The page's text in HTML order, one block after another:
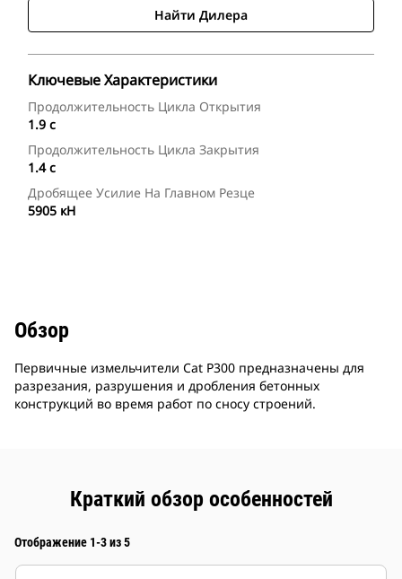
Найти Дилера
Ключевые Характеристики
Продолжительность Цикла Открытия
1.9 с
Продолжительность Цикла Закрытия
1.4 с
Дробящее Усилие На Главном Резце
5905 кН
Обзор
Первичные измельчители Cat P300 предназначены для
разрезания, разрушения и дробления бетонных
конструкций во время работ по сносу строений.
Краткий обзор особенностей
Отображение 1-3 из 5